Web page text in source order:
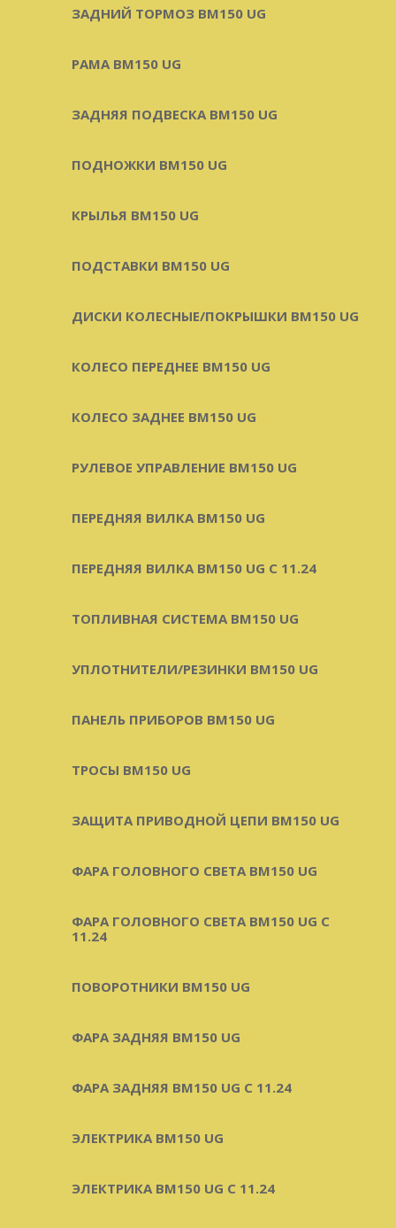
ЗАДНИЙ ТОРМОЗ BM150 UG
РАМА BM150 UG
ЗАДНЯЯ ПОДВЕСКА BM150 UG
ПОДНОЖКИ BM150 UG
КРЫЛЬЯ BM150 UG
ПОДСТАВКИ BM150 UG
ДИСКИ КОЛЕСНЫЕ/ПОКРЫШКИ BM150 UG
КОЛЕСО ПЕРЕДНЕЕ BM150 UG
КОЛЕСО ЗАДНЕЕ BM150 UG
РУЛЕВОЕ УПРАВЛЕНИЕ BM150 UG
ПЕРЕДНЯЯ ВИЛКА BM150 UG
ПЕРЕДНЯЯ ВИЛКА BM150 UG С 11.24
ТОПЛИВНАЯ СИСТЕМА BM150 UG
УПЛОТНИТЕЛИ/РЕЗИНКИ BM150 UG
ПАНЕЛЬ ПРИБОРОВ BM150 UG
ТРОСЫ BM150 UG
ЗАЩИТА ПРИВОДНОЙ ЦЕПИ BM150 UG
ФАРА ГОЛОВНОГО СВЕТА BM150 UG
ФАРА ГОЛОВНОГО СВЕТА BM150 UG C
11.24
ПОВОРОТНИКИ BM150 UG
ФАРА ЗАДНЯЯ BM150 UG
ФАРА ЗАДНЯЯ BM150 UG С 11.24
ЭЛЕКТРИКА BM150 UG
ЭЛЕКТРИКА BM150 UG C 11.24